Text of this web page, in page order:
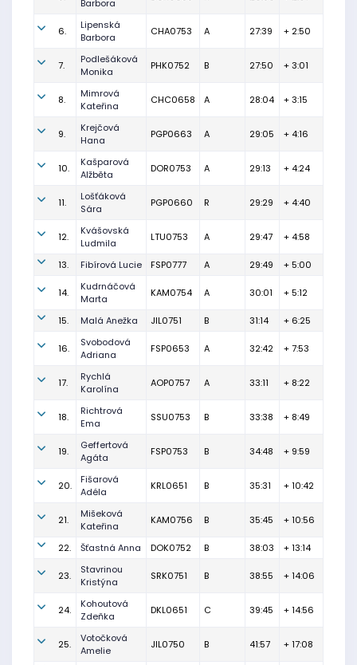
Barbora
6.
Lipenská
Barbora
CHA0753 A 27:39 + 2:50
7.
Podlešáková
Monika
PHK0752 B 27:50 + 3:01
8.
Mimrová
Kateřina
CHC0658 A 28:04 + 3:15
9.
Krejčová
Hana
PGP0663 A 29:05 + 4:16
10.
Kašparová
Alžběta
DOR0753 A 29:13 + 4:24
11.
Lošťáková
Sára
PGP0660 R 29:29 + 4:40
12.
Kvášovská
Ludmila
LTU0753 A 29:47 + 4:58
13. Fibírová Lucie FSP0777 A 29:49 + 5:00
14.
Kudrnáčová
Marta
KAM0754 A 30:01 + 5:12
15. Malá Anežka JIL0751 B 31:14 + 6:25
16.
Svobodová
Adriana
FSP0653 A 32:42 + 7:53
17.
Rychlá
Karolína
AOP0757 A 33:11 + 8:22
18.
Richtrová
Ema
SSU0753 B 33:38 + 8:49
19.
Geffertová
Agáta
FSP0753 B 34:48 + 9:59
20.
Fišarová
Adéla
KRL0651 B 35:31 + 10:42
21.
Mišeková
Kateřina
KAM0756 B 35:45 + 10:56
22. Šťastná Anna DOK0752 B 38:03 + 13:14
23.
Stavrinou
Kristýna
SRK0751 B 38:55 + 14:06
24.
Kohoutová
Zdeňka
DKL0651 C 39:45 + 14:56
25.
Votočková
Amelie
JIL0750 B 41:57 + 17:08